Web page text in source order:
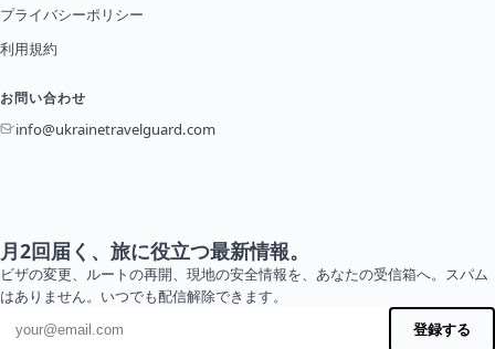
プライバシーポリシー
利用規約
お問い合わせ
info@ukrainetravelguard.com
月2回届く、旅に役立つ最新情報。
ビザの変更、ルートの再開、現地の安全情報を、あなたの受信箱へ。スパム
はありません。いつでも配信解除できます。
メールアドレス 登録する